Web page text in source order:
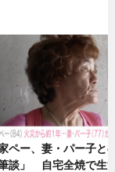
ペー、妻・パー子と
筆談」 自宅全焼で生